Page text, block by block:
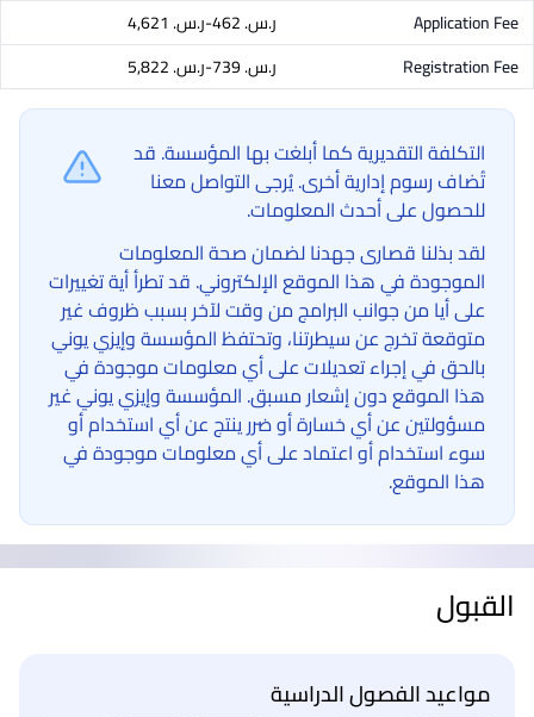
Application Fee
ر.س.‏ 462-ر.س.‏ 4,621
Registration Fee
ر.س.‏ 739-ر.س.‏ 5,822
التكلفة التقديرية كما أبلغت بها المؤسسة. قد
تُضاف رسوم إدارية أخرى. يُرجى التواصل معنا
للحصول على أحدث المعلومات.
لقد بذلنا قصارى جهدنا لضمان صحة المعلومات
الموجودة في هذا الموقع الإلكتروني. قد تطرأ أية تغييرات
على أيا من جوانب البرامج من وقت لآخر بسبب ظروف غير
متوقعة تخرج عن سيطرتنا، وتحتفظ المؤسسة وإيزي يوني
بالحق في إجراء تعديلات على أي معلومات موجودة في
هذا الموقع دون إشعار مسبق. المؤسسة وإيزي يوني غير
مسؤولتين عن أي خسارة أو ضرر ينتج عن أي استخدام أو
سوء استخدام أو اعتماد على أي معلومات موجودة في
هذا الموقع.
القبول
مواعيد الفصول الدراسية